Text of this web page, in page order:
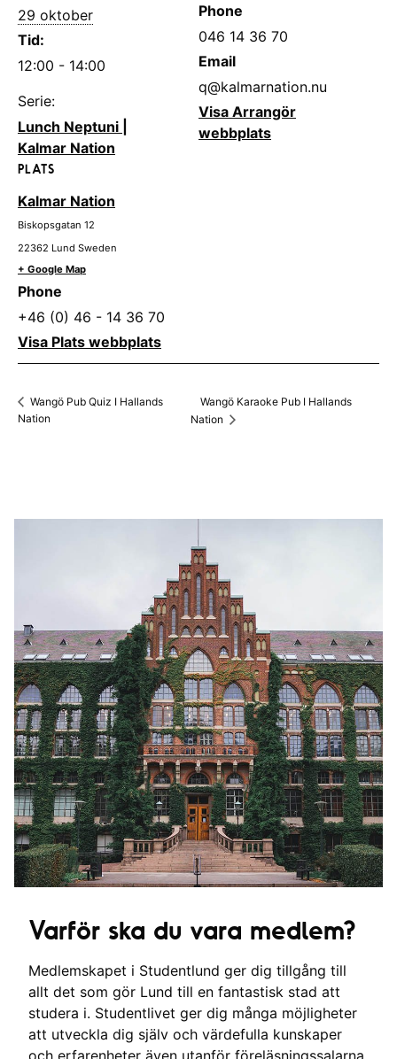
29 oktober
Tid:
12:00 - 14:00
Serie:
Lunch Neptuni |
Kalmar Nation
PLATS
Kalmar Nation
Biskopsgatan 12
22362 Lund Sweden
+ Google Map
Phone
+46 (0) 46 - 14 36 70
Visa Plats webbplats
Phone
046 14 36 70
Email
q@kalmarnation.nu
Visa Arrangör
webbplats
Wangö Pub Quiz I Hallands
Nation
Wangö Karaoke Pub I Hallands
Nation
Varför ska du vara medlem?
Medlemskapet i Studentlund ger dig tillgång till
allt det som gör Lund till en fantastisk stad att
studera i. Studentlivet ger dig många möjligheter
att utveckla dig själv och värdefulla kunskaper
och erfarenheter även utanför föreläsningssalarna.